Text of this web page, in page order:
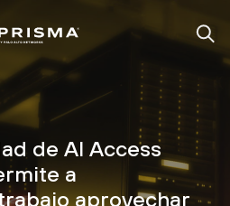
de AI Access
a
aprovechar